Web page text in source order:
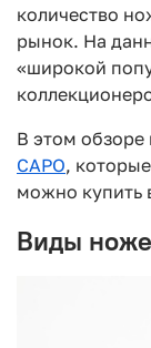
количество
рынок. На
«широкой
В этом
САРО,
можно купить
Виды